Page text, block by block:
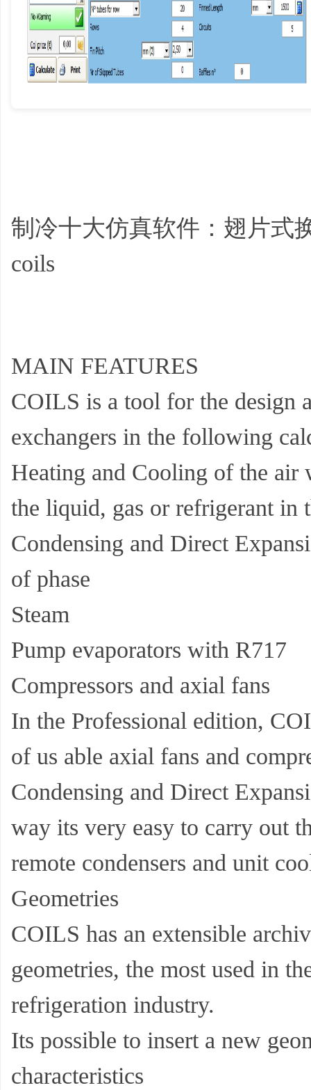
制冷十大仿真软件：翅片式
coils
MAIN FEATURES
COILS is a tool for the design
exchangers in the following
Heating and Cooling of the air
the liquid, gas or refrigerant in
Condensing and Direct
of phase
Steam
Pump evaporators with R717
Compressors and axial fans
In the Professional edition,
of us able axial fans and
Condensing and Direct
way its very easy to carry out
remote condensers and unit
Geometries
COILS has an extensible
geometries, the most used in
refrigeration industry.
Its possible to insert a new
characteristics